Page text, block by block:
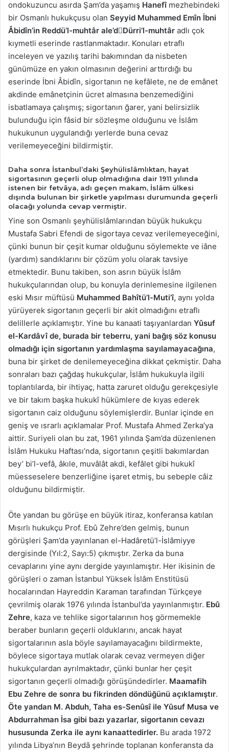
ondokuzuncu asırda Şam’da yaşamış Hanefîmezhebindeki
bir Osmanlı hukukçusu olan Seyyid Muhammed Emîn İbni
Âbidîn’in Reddü’l-muhtâr ale’d￾Dürri’l-muhtâr adlı çok
kıymetli eserinde rastlanmaktadır. Konuları etraflı
inceleyen ve yazılış tarihi bakımından da nisbeten
günümüze en yakın olmasının değerini arttırdığı bu
eserinde İbni Âbidîn, sigortanın ne kefâlete, ne de emânet
akdinde emânetçinin ücret almasına benzemediğini
isbatlamaya çalışmış; sigortanın ğarer, yani belirsizlik
bulunduğu için fâsid bir sözleşme olduğunu ve İslâm
hukukunun uygulandığı yerlerde buna cevaz
verilemeyeceğini bildirmiştir.
Daha sonra İstanbul’daki Şeyhülislâmlıktan, hayat
sigortasının geçerli olup olmadığına dair 1911 yılında
istenen bir fetvâya, adı geçen makam, İslâm ülkesi
dışında bulunan bir şirketle yapılması durumunda geçerli
olacağı yolunda cevap vermiştir.
Yine son Osmanlı şeyhülislâmlarından büyük hukukçu
Mustafa Sabri Efendi de sigortaya cevaz verilemeyeceğini,
çünki bunun bir çeşit kumar olduğunu söylemekte ve iâne
(yardım) sandıklarını bir çözüm yolu olarak tavsiye
etmektedir. Bunu takiben, son asrın büyük İslâm
hukukçularından olup, bu konuyla derinlemesine ilgilenen
eski Mısır müftüsü Muhammed Bahîtü’l-Muti’î, aynı yolda
yürüyerek sigortanın geçerli bir akit olmadığını etraflı
delillerle açıklamıştır. Yine bu kanaati taşıyanlardan Yûsuf
el-Kardâvî de, burada bir teberru, yani bağış söz konusu
olmadığı için sigortanın yardımlaşma sayılamayacağına,
buna bir şirket de denilemeyeceğina dikkat çekmiştir. Daha
sonraları bazı çağdaş hukukçular, İslâm hukukuyla ilgili
toplantılarda, bir ihtiyaç, hatta zaruret olduğu gerekçesiyle
ve bir takım başka hukukî hükümlere de kıyas ederek
sigortanın caiz olduğunu söylemişlerdir. Bunlar içinde en
geniş ve ısrarlı açıklamalar Prof. Mustafa Ahmed Zerka’ya
aittir. Suriyeli olan bu zat, 1961 yılında Şam’da düzenlenen
İslâm Hukuku Haftası’nda, sigortanın çeşitli bakımlardan
bey’ bi’l-vefâ, âkıle, muvâlât akdi, kefâlet gibi hukukî
müesseselere benzerliğine işaret etmiş, bu sebeple câiz
olduğunu bildirmiştir.
Öte yandan bu görüşe en büyük itiraz, konferansa katılan
Mısırlı hukukçu Prof. Ebû Zehre’den gelmiş, bunun
görüşleri Şam’da yayınlanan el-Hadâretü’l-İslâmiyye
dergisinde (Yıl:2, Sayı:5) çıkmıştır. Zerka da buna
cevaplarını yine aynı dergide yayınlamıştır. Her ikisinin de
görüşleri o zaman İstanbul Yüksek İslâm Enstitüsü
hocalarından Hayreddin Karaman tarafından Türkçeye
çevrilmiş olarak 1976 yılında İstanbul’da yayınlanmıştır. Ebû
Zehre, kaza ve tehlike sigortalarının hoş görmemekle
beraber bunların geçerli olduklarını, ancak hayat
sigortalarının asla böyle sayılamayacağını bildirmekte,
böylece sigortaya mutlak olarak cevaz vermeyen diğer
hukukçulardan ayrılmaktadır, çünki bunlar her çeşit
sigortanın geçerli olmadığı görüşündedirler. Maamafih
Ebu Zehre de sonra bu fikrinden döndüğünü açıklamıştır.
Öte yandan M. Abduh, Taha es-Senûsî ile Yûsuf Musa ve
Abdurrahman İsa gibi bazı yazarlar, sigortanın cevazı
hususunda Zerka ile aynı kanaattedirler. Bu arada 1972
yılında Libya’nın Beydâ şehrinde toplanan konferansta da